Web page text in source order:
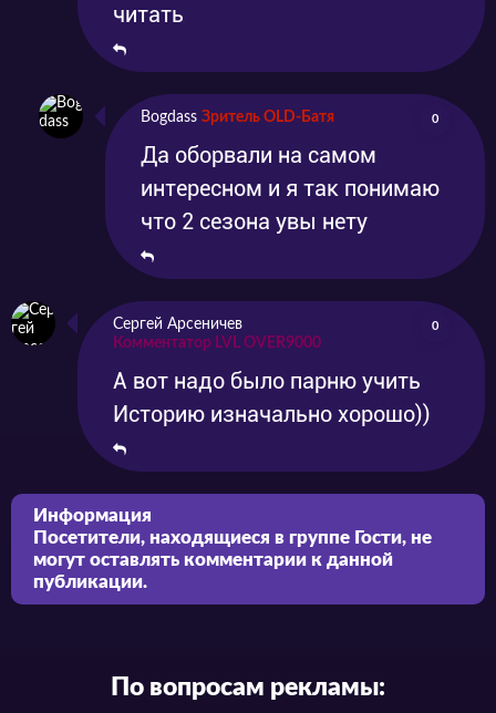
читать
Bogdass Зритель OLD-Батя 0
Да оборвали на самом
интересном и я так понимаю
что 2 сезона увы нету
Сергей Арсеничев
Комментатор LVL OVER9000
0
А вот надо было парню учить
Историю изначально хорошо))
Информация
Посетители, находящиеся в группе Гости, не
могут оставлять комментарии к данной
публикации.
По вопросам рекламы: